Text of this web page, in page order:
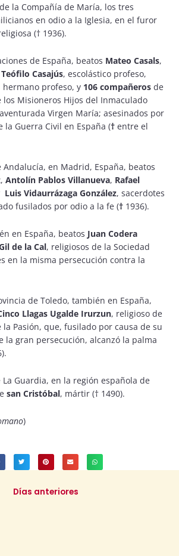
la Compañía de María, los tres
en odio a la Iglesia, en el furor
(† 1936).
de España, beatos Mateo Casals,
Teófilo Casajús, escolástico profeso,
hermano profeso, y 106 compañeros de
los Misioneros Hijos del Inmaculado
Virgen María; asesinados por
Guerra Civil en España († entre el
Andalucía, en Madrid, España, beatos
, Antolín Pablos Villanueva, Rafael
Luis Vidaurrázaga González, sacerdotes
fusilados por odio a la fe († 1936).
en España, beatos Juan Codera
de la Cal, religiosos de la Sociedad
en la misma persecución contra la
de Toledo, también en España,
Llagas Ugalde Irurzun, religioso de
la Pasión, que, fusilado por causa de su
la gran persecución, alcanzó la palma
La Guardia, en la región española de
san Cristóbal, mártir († 1490).
)
Días anteriores